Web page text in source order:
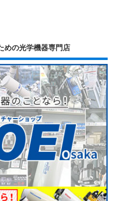
めの光学機器専門店